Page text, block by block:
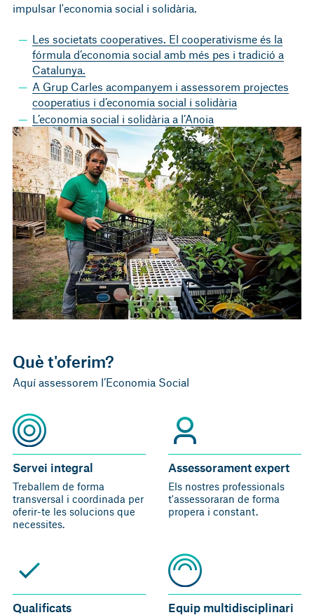
impulsar l'economia social i solidària.
Les societats cooperatives. El cooperativisme és la
fórmula d’economia social amb més pes i tradició a
Catalunya.
A Grup Carles acompanyem i assessorem projectes
cooperatius i d’economia social i solidària
L’economia social i solidària a l’Anoia
Què t'oferim?
Aquí assessorem l’Economia Social
Servei integral
Treballem de forma
transversal i coordinada per
oferir-te les solucions que
necessites.
Assessorament expert
Els nostres professionals
t'assessoraran de forma
propera i constant.
Qualificats Equip multidisciplinari